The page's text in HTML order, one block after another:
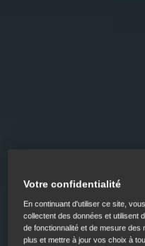
Votre confidentialité
En continuant d'utiliser ce site,
collectent des données et utilisent
de fonctionnalité et de mesure
plus et mettre à jour vos choix à